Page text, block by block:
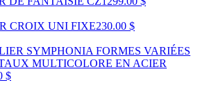
CROIX UNI FIXE230.00 $
SYMPHONIA FORMES VARIÉES
MULTICOLORE EN ACIER
$